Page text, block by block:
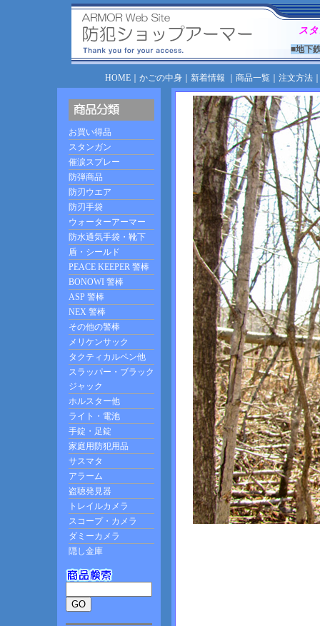
ス
■地下
HOME｜ かごの中身｜ 新着情報 商品一覧｜ 注文方法